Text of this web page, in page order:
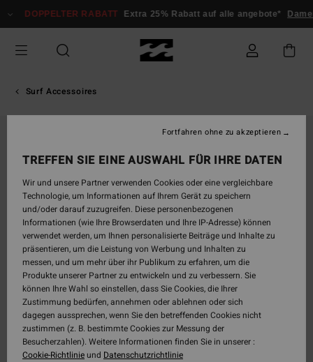
zur
springen
DOPPELTER RABATT Extra 25% Rabatt auf alle angebote* Damen
Surf Accessoires
TREFFEN SIE EINE AUSWAHL FÜR IHRE DATEN
Wir und unsere Partner verwenden Cookies oder eine vergleichbare
Technologie, um Informationen auf Ihrem Gerät zu speichern
und/oder darauf zuzugreifen. Diese personenbezogenen
Informationen (wie Ihre Browserdaten und Ihre IP-Adresse) können
verwendet werden, um Ihnen personalisierte Beiträge und Inhalte zu
präsentieren, um die Leistung von Werbung und Inhalten zu
messen, und um mehr über ihr Publikum zu erfahren, um die
Produkte unserer Partner zu entwickeln und zu verbessern. Sie
können Ihre Wahl so einstellen, dass Sie Cookies, die Ihrer
Zustimmung bedürfen, annehmen oder ablehnen oder sich
dagegen aussprechen, wenn Sie den betreffenden Cookies nicht
zustimmen (z. B. bestimmte Cookies zur Messung der
Besucherzahlen). Weitere Informationen finden Sie in unserer :
Cookie-Richtlinieund Datenschutzrichtlinie
Fortfahren ohne zu akzeptieren